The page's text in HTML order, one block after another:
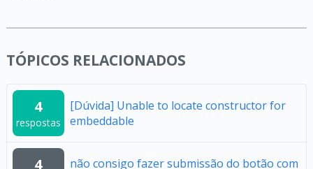
TÓPICOS RELACIONADOS
4
respostas
[Dúvida] Unable to locate constructor for
embeddable
4
não consigo fazer submissão do botão com